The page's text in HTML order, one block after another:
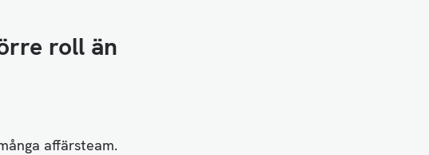
roll än
affärsteam.